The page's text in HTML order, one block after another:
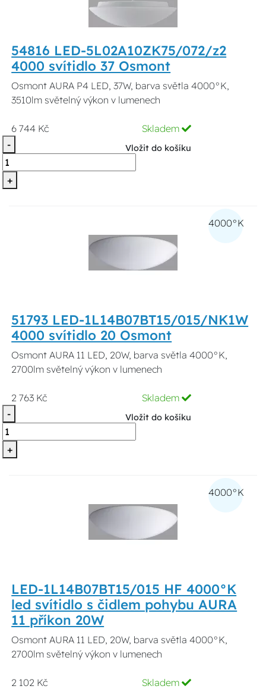
54816 LED-5L02A10ZK75/072/z2
4000 svítidlo 37 Osmont
Osmont AURA P4 LED, 37W, barva světla 4000°K,
3510lm světelný výkon v lumenech
6 744 Kč
Skladem
-
+
Vložit do košíku
4000°K
51793 LED-1L14B07BT15/015/NK1W
4000 svítidlo 20 Osmont
Osmont AURA 11 LED, 20W, barva světla 4000°K,
2700lm světelný výkon v lumenech
2 763 Kč
Skladem
-
+
Vložit do košíku
4000°K
LED-1L14B07BT15/015 HF 4000°K
led svítidlo s čidlem pohybu AURA
11 příkon 20W
Osmont AURA 11 LED, 20W, barva světla 4000°K,
2700lm světelný výkon v lumenech
2 102 Kč Skladem